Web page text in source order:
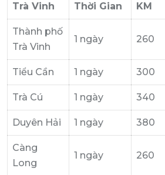
Trà Vinh Thời Gian KM
Thành phố
Trà Vinh
1 ngày 260
Tiểu Cần 1 ngày 300
Trà Cú 1 ngày 340
Duyên Hải 1 ngày 380
Càng
Long
1 ngày 260